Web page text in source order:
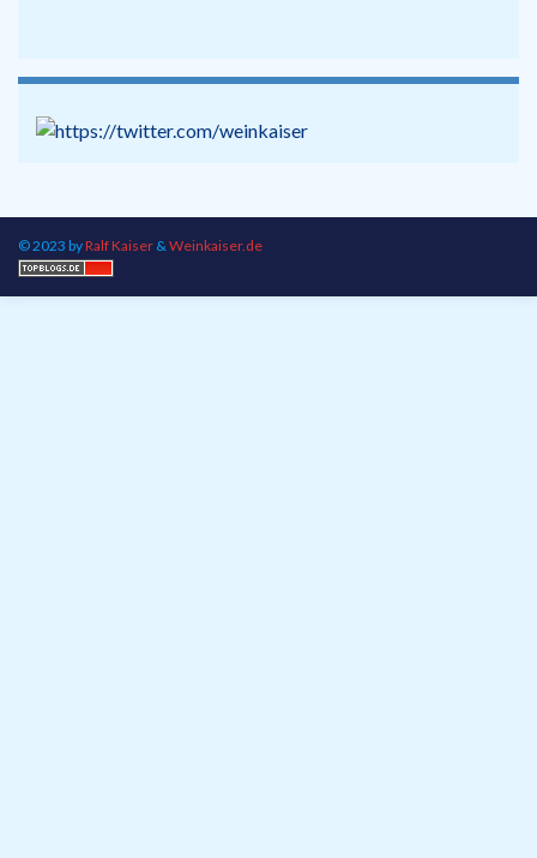
© 2023 byRalf Kaiser & Weinkaiser.de